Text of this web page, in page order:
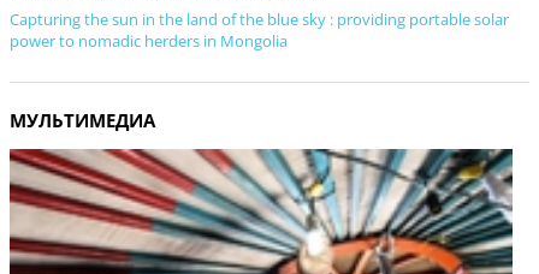
Capturing the sun in the land of the blue sky : providing portable solar
power to nomadic herders in Mongolia
МУЛЬТИМЕДИА